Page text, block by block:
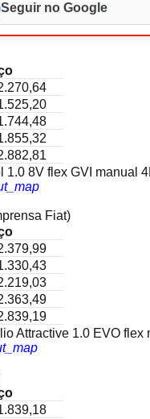
Seguir no Google
1.0 8V flex GVI manual
Fiat)
Attractive 1.0 EVO flex